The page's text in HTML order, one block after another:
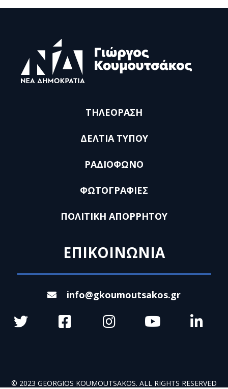
ΤΗΛΕΟΡΑΣΗ
ΔΕΛΤΙΑ ΤΥΠΟΥ
ΡΑΔΙΟΦΩΝΟ
ΦΩΤΟΓΡΑΦΙΕΣ
ΠΟΛΙΤΙΚΗ ΑΠΟΡΡΗΤΟΥ
ΕΠΙΚΟΙΝΩΝΙΑ
info@gkoumoutsakos.gr
© 2023 GEORGIOS KOUMOUTSAKOS. ALL RIGHTS RESERVED